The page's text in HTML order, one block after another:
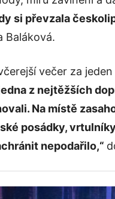
si převzala
Baláková.
večer za
z nejtěžších
Na místě
posádky,
nepodařilo,“